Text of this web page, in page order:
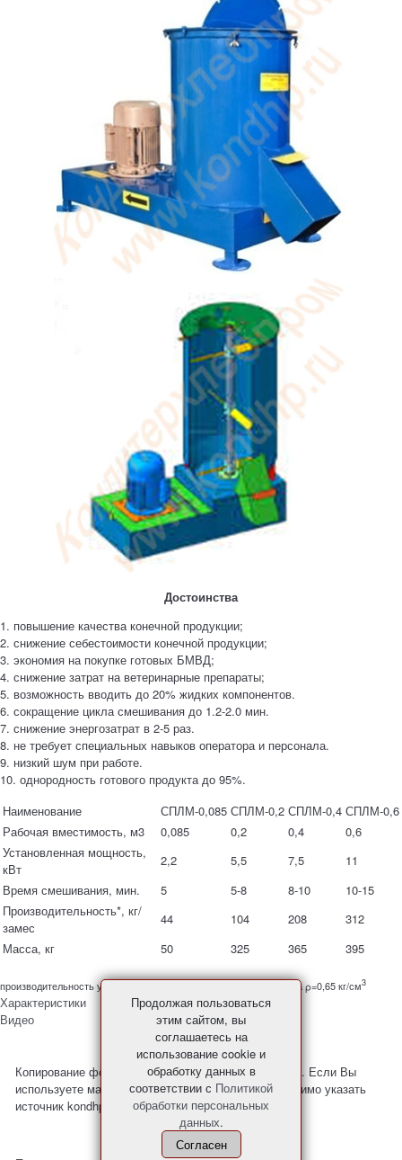
Достоинства
1. повышение качества конечной продукции;
2. снижение себестоимости конечной продукции;
3. экономия на покупке готовых БМВД;
4. снижение затрат на ветеринарные препараты;
5. возможность вводить до 20% жидких компонентов.
6. сокращение цикла смешивания до 1.2-2.0 мин.
7. снижение энергозатрат в 2-5 раз.
8. не требует специальных навыков оператора и персонала.
9. низкий шум при работе.
10. однородность готового продукта до 95%.
Наименование
СПЛМ-0,085 СПЛМ-0,2 СПЛМ-0,4 СПЛМ-0,6
Рабочая вместимость, м3
0,085 0,2 0,4
0,6
Установленная мощность,
кВт
2,2 5,5 7,5
11
Время смешивания, мин.
5 5-8 8-10
10-15
Производительность*, кг/
замес
44 104 208
312
Масса, кг
50 325 365 395
производительность указана по продукту при плотности продукта ρ=0,65 кг/см3
Характеристики
Видео
Копирование фото и материалов с сайта запрещено. Если Вы
используете материалы с нашего сайта, то необходимо указать
источник kondhp.ru
Продолжая пользоваться
этим сайтом, вы
соглашаетесь на
использование cookie и
обработку данных в
соответствии с Политикой
обработки персональных
данных.
Согласен